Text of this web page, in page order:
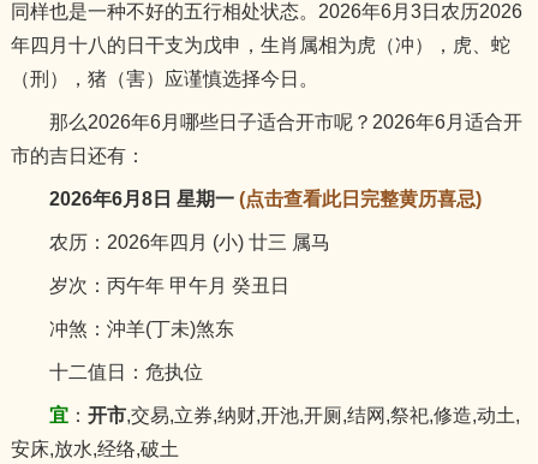
同样也是一种不好的五行相处状态。2026年6月3日农历2026
年四月十八的日干支为戊申，生肖属相为虎（冲），虎、蛇
（刑），猪（害）应谨慎选择今日。
那么2026年6月哪些日子适合开市呢？2026年6月适合开
市的吉日还有：
2026年6月8日 星期一 (点击查看此日完整黄历喜忌)
农历：2026年四月 (小) 廿三 属马
岁次：丙午年 甲午月 癸丑日
冲煞：沖羊(丁未)煞东
十二值日：危执位
宜： 开市,交易,立券,纳财,开池,开厕,结网,祭祀,修造,动土,
安床,放水,经络,破土